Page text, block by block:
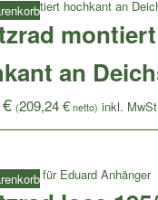
montiert
an
€ (209,24€netto)